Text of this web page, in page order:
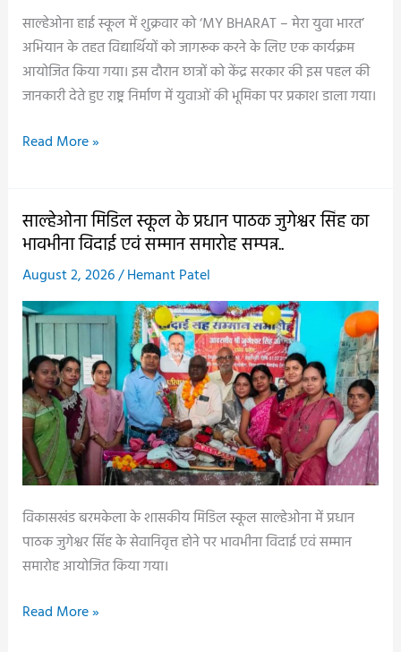
साल्हेओना हाई स्कूल में शुक्रवार को ‘MY BHARAT – मेरा युवा भारत’
अभियान के तहत विद्यार्थियों को जागरूक करने के लिए एक कार्यक्रम
आयोजित किया गया। इस दौरान छात्रों को केंद्र सरकार की इस पहल की
जानकारी देते हुए राष्ट्र निर्माण में युवाओं की भूमिका पर प्रकाश डाला गया।
साल्हेओना
में
‘MY
अभियान
की
जानकारी,
विद्यार्थियों
को
राष्ट्र
निर्माण
से
जुड़ने
का
दिया
संदेश..
Read More »
साल्हेओना मिडिल स्कूल के प्रधान पाठक जुगेश्वर सिंह का
भावभीना विदाई एवं सम्मान समारोह सम्पन्न..
August 2, 2026/Hemant Patel
विकासखंड बरमकेला के शासकीय मिडिल स्कूल साल्हेओना में प्रधान
पाठक जुगेश्वर सिंह के सेवानिवृत्त होने पर भावभीना विदाई एवं सम्मान
समारोह आयोजित किया गया।
साल्हेओना
Read More »